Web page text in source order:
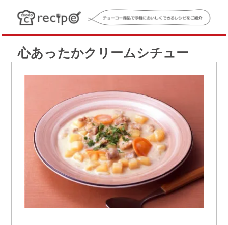
心あったかクリームシチュー